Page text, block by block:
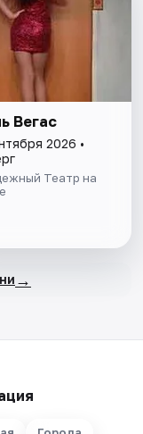
Вегас
2026 •
Театр на
→